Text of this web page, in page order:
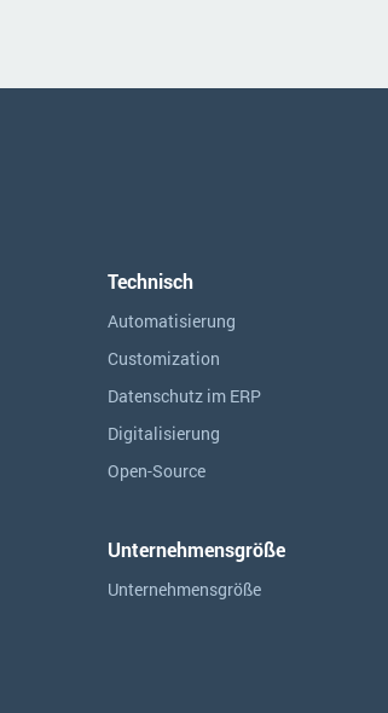
Technisch
Automatisierung
Customization
Datenschutz im ERP
Digitalisierung
Open-Source
Unternehmensgröße
Unternehmensgröße